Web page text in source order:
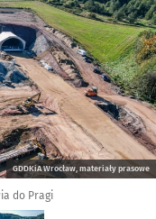
GDDKiA Wrocław, materiały prasowe
do Pragi